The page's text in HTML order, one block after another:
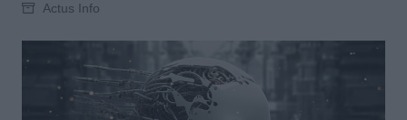
Actus Info